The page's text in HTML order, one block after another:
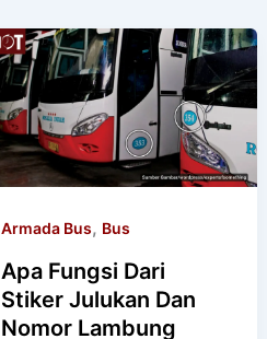
Armada Bus, Bus
Apa Fungsi Dari
Stiker Julukan Dan
Nomor Lambung